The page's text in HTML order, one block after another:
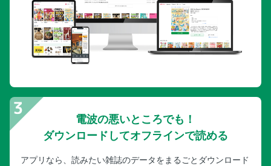
電波の悪いところでも！
ダウンロードしてオフラインで読める
アプリなら、読みたい雑誌のデータをまるごとダウンロード